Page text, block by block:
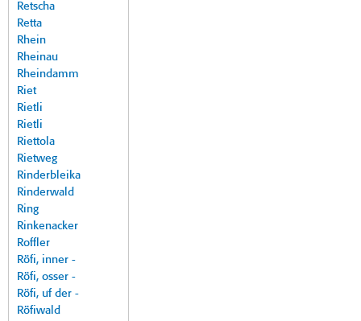
Retscha
Retta
Rhein
Rheinau
Rheindamm
Riet
Rietli
Rietli
Riettola
Rietweg
Rinderbleika
Rinderwald
Ring
Rinkenacker
Roffler
Röfi, inner -
Röfi, osser -
Röfi, uf der -
Röfiwald